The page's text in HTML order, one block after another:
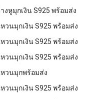
งหูมุกเงิน S925 พร้อมส่ง
วนมุกเงิน S925 พร้อมส่ง
วนมุกเงิน S925 พร้อมส่ง
วนมุกเงิน S925 พร้อมส่ง
วนมุกพร้อมส่ง
วนมุกเงิน S925 พร้อมส่ง